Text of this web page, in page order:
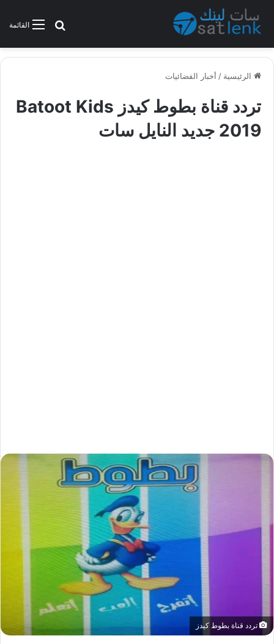
القائمةبحث عن
الرئيسية / أخبار الفضائيات
تردد قناة بطوط كيدز Batoot Kids
2019 جديد النايل سات
تردد قناة بطوط كيدز